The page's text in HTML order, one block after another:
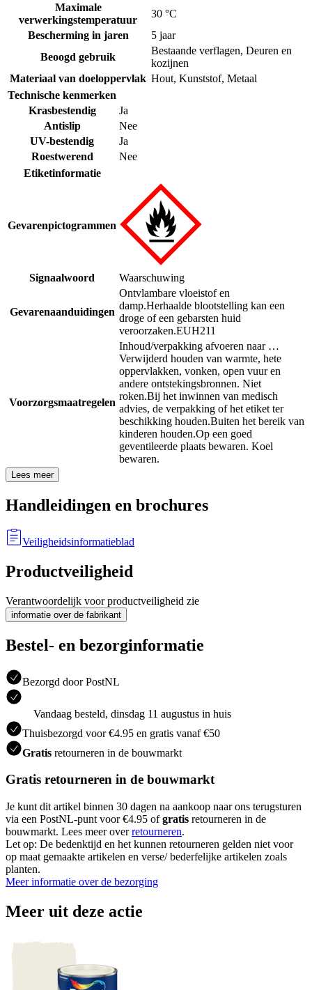
Maximale
verwerkingstemperatuur
30 °C
Bescherming in jaren
5 jaar
Beoogd gebruik
Bestaande verflagen, Deuren en
kozijnen
Materiaal van doeloppervlak Hout, Kunststof, Metaal
Technische kenmerken
Krasbestendig
Ja
Antislip
Nee
UV-bestendig
Ja
Roestwerend
Nee
Etiketinformatie
Gevarenpictogrammen
Signaalwoord Waarschuwing
Gevarenaanduidingen
Ontvlambare vloeistof en
damp.Herhaalde blootstelling kan een
droge of een gebarsten huid
veroorzaken.EUH211
Voorzorgsmaatregelen
Inhoud/verpakking afvoeren naar …
Verwijderd houden van warmte, hete
oppervlakken, vonken, open vuur en
andere ontstekingsbronnen. Niet
roken.Bij het inwinnen van medisch
advies, de verpakking of het etiket ter
beschikking houden.Buiten het bereik van
kinderen houden.Op een goed
geventileerde plaats bewaren. Koel
bewaren.
Lees meer
Handleidingen en brochures
Veiligheidsinformatieblad
Productveiligheid
Verantwoordelijk voor productveiligheid zie
informatie over de fabrikant
Bestel- en bezorginformatie
Bezorgd door PostNL
Vandaag besteld, dinsdag 11 augustus in huis
Thuisbezorgd voor €4.95 en gratis vanaf €50
Gratis retourneren in de bouwmarkt
Gratis retourneren in de bouwmarkt
Je kunt dit artikel binnen 30 dagen na aankoop naar ons terugsturen
via een PostNL-punt voor €4.95 ofgratis retourneren in de
bouwmarkt. Lees meer overretourneren.
Let op: De bedenktijd en het kunnen retourneren gelden niet voor
op maat gemaakte artikelen en verse/ bederfelijke artikelen zoals
planten.
Meer informatie over de bezorging
Meer uit deze actie